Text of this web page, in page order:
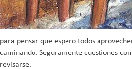
para pensar que espero todos
caminando. Seguramente cuestiones
revisarse.